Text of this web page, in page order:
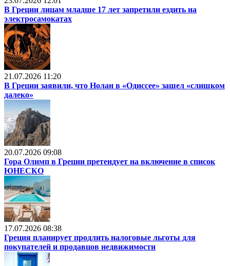
В Греции лицам младше 17 лет запретили ездить на
электросамокатах
21.07.2026 11:20
В Греции заявили, что Нолан в «Одиссее» зашел «слишком
далеко»
20.07.2026 09:08
Гора Олимп в Греции претендует на включение в список
ЮНЕСКО
17.07.2026 08:38
Греция планирует продлить налоговые льготы для
покупателей и продавцов недвижимости